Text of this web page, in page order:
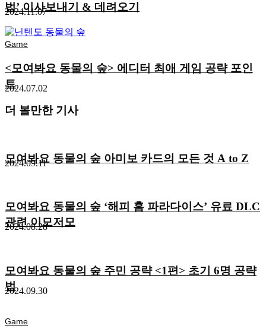
법’ 이사보내기 & 데려오기
2024.11.07
Game
<모여봐요 동물의 숲> 에디터 최애 게임 공략 포인
트
2024.07.02
더 볼만한 기사
모여봐요 동물의 숲 아미보 카드의 모든 것 A to Z
2024.09.11
모여봐요 동물의 숲 ‘해피 홈 파라다이스’ 유료 DLC
관련 이모저모
2024.08.28
모여봐요 동물의 숲 주민 공략 <1편> 초기 6명 공략
법
2024.09.30
Game